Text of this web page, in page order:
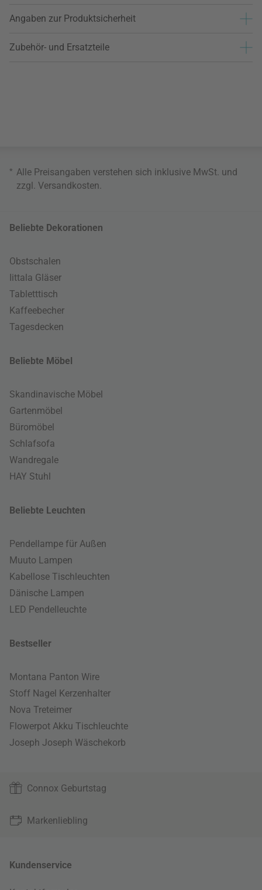
Angaben zur Produktsicherheit
Zubehör- und Ersatzteile
* Alle Preisangaben verstehen sich inklusive MwSt. und
zzgl. Versandkosten
Beliebte Dekorationen
Obstschalen
Iittala Gläser
Tabletttisch
Kaffeebecher
Tagesdecken
Beliebte Möbel
Skandinavische Möbel
Gartenmöbel
Büromöbel
Schlafsofa
Wandregale
HAY Stuhl
Beliebte Leuchten
Pendellampe für Außen
Muuto Lampen
Kabellose Tischleuchten
Dänische Lampen
LED Pendelleuchte
Bestseller
Montana Panton Wire
Stoff Nagel Kerzenhalter
Nova Treteimer
Flowerpot Akku Tischleuchte
Joseph Joseph Wäschekorb
Connox Geburtstag
Markenliebling
Kundenservice